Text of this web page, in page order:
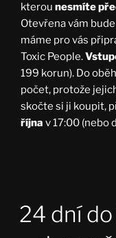
kterou nesmíte
Otevřena vám
máme pro vás
Toxic People.
199 korun). Do
počet, protože
skočte si ji koupit,
října v 17:00 (nebo
24 dní do